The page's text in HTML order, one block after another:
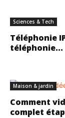
Sciences & Tech
Téléphonie
téléphonie...
Maison & jardin
Comment
complet